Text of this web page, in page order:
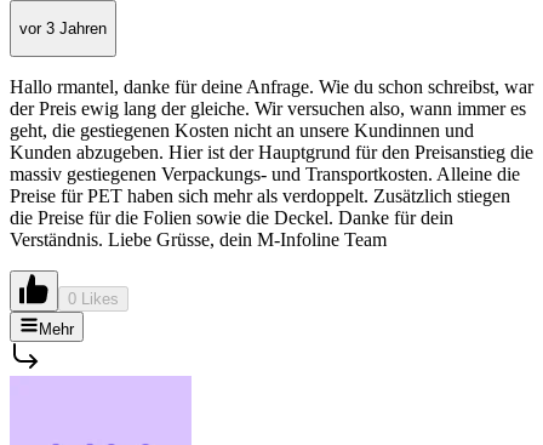
vor 3 Jahren
Hallo rmantel, danke für deine Anfrage. Wie du schon schreibst, war
der Preis ewig lang der gleiche. Wir versuchen also, wann immer es
geht, die gestiegenen Kosten nicht an unsere Kundinnen und
Kunden abzugeben. Hier ist der Hauptgrund für den Preisanstieg die
massiv gestiegenen Verpackungs- und Transportkosten. Alleine die
Preise für PET haben sich mehr als verdoppelt. Zusätzlich stiegen
die Preise für die Folien sowie die Deckel. Danke für dein
Verständnis. Liebe Grüsse, dein M-Infoline Team
0 Likes
Mehr